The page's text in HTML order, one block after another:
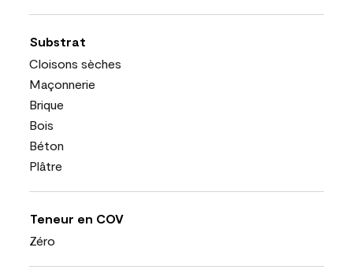
Substrat
Cloisons sèches
Maçonnerie
Brique
Bois
Béton
Plâtre
Teneur en COV
Zéro